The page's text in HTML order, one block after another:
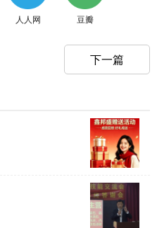
人人网 豆瓣
下一篇